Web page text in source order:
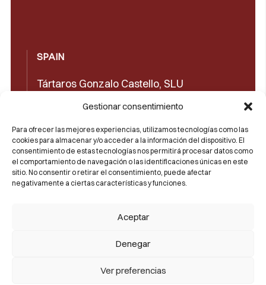
Gestionar consentimiento
Para ofrecer las mejores experiencias, utilizamos tecnologías como las
cookies para almacenar y/o acceder a la información del dispositivo. El
consentimiento de estas tecnologías nos permitirá procesar datos como
el comportamiento de navegación o las identificaciones únicas en este
sitio. No consentir o retirar el consentimiento, puede afectar
negativamente a ciertas características y funciones.
Aceptar
Denegar
Ver preferencias
SPAIN
Tártaros Gonzalo Castello, SLU
Concepción Arenal, 32 03660 Novelda
+34965602489
+34965606350
sales@castello1907.com